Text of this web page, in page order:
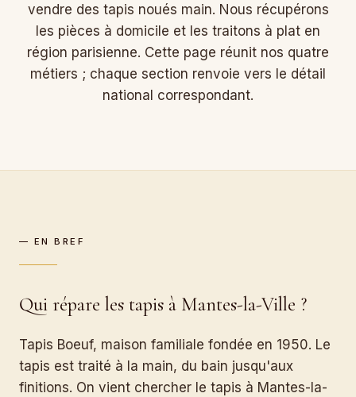
vendre des tapis noués main. Nous récupérons
les pièces à domicile et les traitons à plat en
région parisienne. Cette page réunit nos quatre
métiers ; chaque section renvoie vers le détail
national correspondant.
— EN BREF
Qui répare les tapis à Mantes-la-Ville ?
Tapis Boeuf, maison familiale fondée en 1950. Le
tapis est traité à la main, du bain jusqu'aux
finitions. On vient chercher le tapis à Mantes-la-